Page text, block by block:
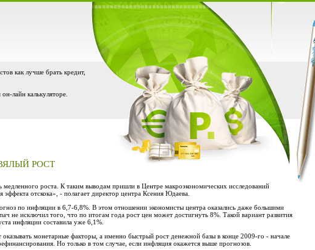
как лучше брать кредит,
лайн калькуляторе.
РОСТ
роста. К таким выводам пришли в Центре макроэкономических исследований
отскока», - полагает директор центра Ксения Юдаева.
по инфляции в 6,7-6,8%. В этом отношении экономисты центра оказались даже большими
не исключил того, что по итогам года рост цен может достигнуть 8%. Такой вариант развития
инфляции составила уже 6,1%.
монетарные факторы, а именно быстрый рост денежной базы в конце 2009-го - начале
Но только в том случае, если инфляция окажется выше прогнозов.